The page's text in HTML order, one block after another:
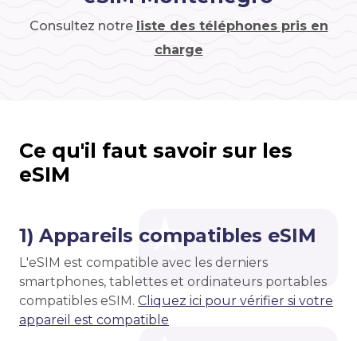
Consultez notre liste des téléphones pris en
charge
Ce qu'il faut savoir sur les
eSIM
1) Appareils compatibles eSIM
L'eSIM est compatible avec les derniers
smartphones, tablettes et ordinateurs portables
compatibles eSIM. Cliquez ici pour vérifier si votre
appareil est compatible